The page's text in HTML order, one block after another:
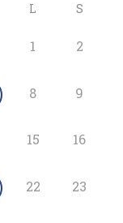
L S
1 2
8 9
15 16
22 23